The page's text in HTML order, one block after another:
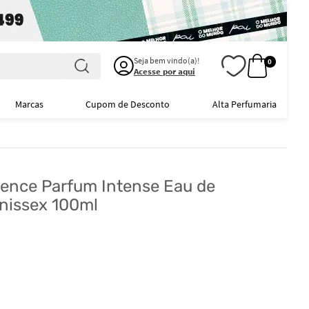
Seja bem vindo(a)!
Acesse por aqui
0
Marcas Cupom de Desconto Alta Perfumaria
Parfum Intense Eau de
100ml